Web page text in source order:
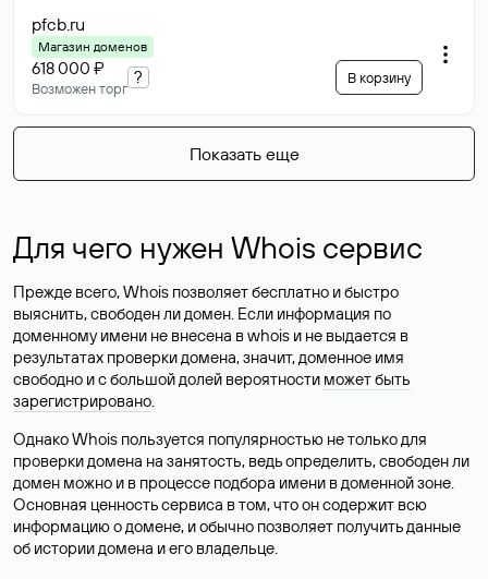
pfcb.ru
Магазин доменов
618 000 ₽
Возможен торг
? В корзину
Показать еще
Для чего нужен Whois сервис
Прежде всего, Whois позволяет бесплатно и быстро
выяснить, свободен ли домен. Если информация по
доменному имени не внесена в whois и не выдается в
результатах проверки домена, значит, доменное имя
свободно и с большой долей вероятности может быть
зарегистрировано.
Однако Whois пользуется популярностью не только для
проверки домена на занятость, ведь определить, свободен ли
домен можно и в процессе подбора имени в доменной зоне.
Основная ценность сервиса в том, что он содержит всю
информацию о домене, и обычно позволяет получить данные
об истории домена и его владельце.